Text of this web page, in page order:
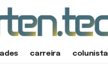
carreira